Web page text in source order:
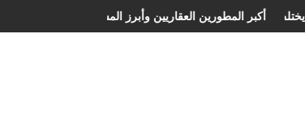
أفضل شركات التطوير العقاري في مصر من URE | أكبر المطورين العقاريين وأبرز المشروعات
ولماذا يختلف من مريض لآخر؟